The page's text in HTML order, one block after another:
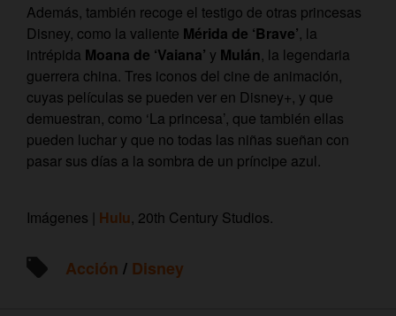
Además, también recoge el testigo de otras princesas
Disney, como la valiente Mérida de ‘Brave’, la
intrépida Moana de ‘Vaiana’ y Mulán, la legendaria
guerrera china. Tres iconos del cine de animación,
cuyas películas se pueden ver en Disney+, y que
demuestran, como ‘La princesa’, que también ellas
pueden luchar y que no todas las niñas sueñan con
pasar sus días a la sombra de un príncipe azul.
Imágenes | Hulu, 20th Century Studios.
Acción / Disney